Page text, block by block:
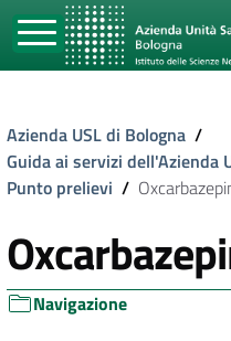
Azienda USL di Bologna /
Guida ai servizi dell'Azienda
Punto prelievi /
Navigazione